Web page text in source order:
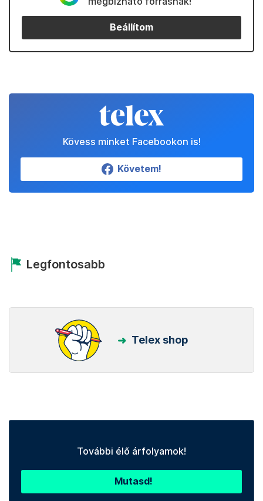
Beállítom
Kövess minket Facebookon is!
Követem!
Legfontosabb
Telex shop
További élő árfolyamok!
Mutasd!